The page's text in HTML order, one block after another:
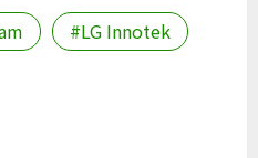
#LG Innotek